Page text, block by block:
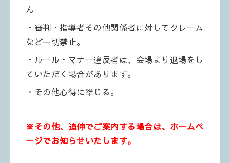
ん
・審判・指導者その他関係者に対してクレーム
など一切禁止。
・ルール・マナー違反者は、会場より退場をし
ていただく場合があります。
・その他心得に準じる。
※その他、追伸でご案内する場合は、ホームペ
ージでお知らせいたします。